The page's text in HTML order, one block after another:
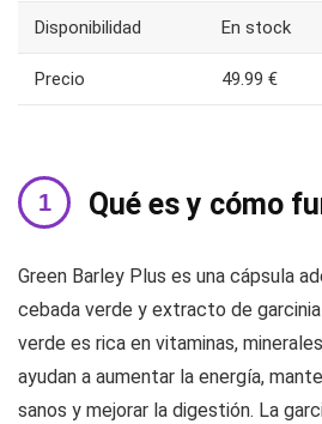
Disponibilidad En stock
Precio 49.99 €
Qué es y cómo
Green Barley Plus es una cápsula
cebada verde y extracto de
verde es rica en vitaminas,
ayudan a aumentar la energía,
sanos y mejorar la digestión. La